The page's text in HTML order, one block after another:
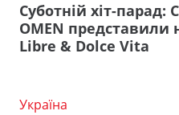
Суботній хіт-парад:
OMEN представили
Libre & Dolce Vita
Україна